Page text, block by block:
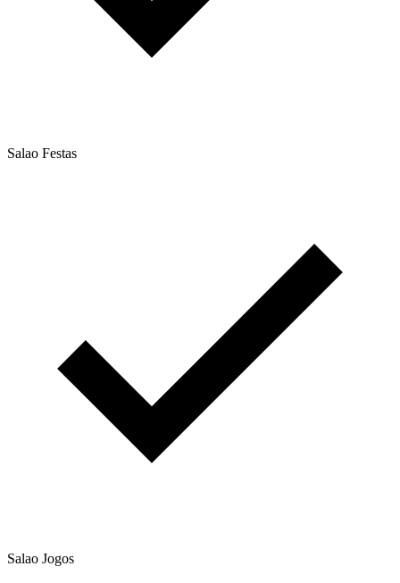
Salao Festas
Salao Jogos